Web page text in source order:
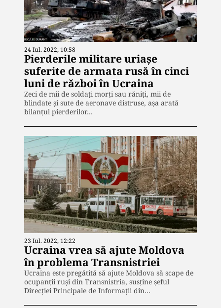
24 Iul. 2022, 10:58
Pierderile militare uriașe
suferite de armata rusă în cinci
luni de război în Ucraina
Zeci de mii de soldați morți sau răniți, mii de
blindate și sute de aeronave distruse, așa arată
bilanțul pierderilor…
23 Iul. 2022, 12:22
Ucraina vrea să ajute Moldova
în problema Transnistriei
Ucraina este pregătită să ajute Moldova să scape de
ocupanții ruși din Transnistria, susține șeful
Direcției Principale de Informații din…